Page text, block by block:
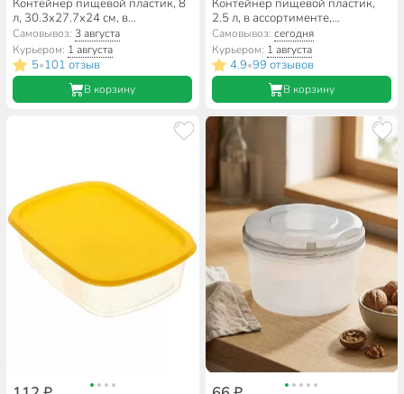
Контейнер пищевой пластик, 8
л, 30.3х27.7х24 см, в
ассортименте, круглый, с
ручками, Альтернатива, М098
Самовывоз: 3 августа
Курьером: 1 августа
5•101 отзыв
В корзину
Контейнер пищевой пластик,
2.5 л, в ассортименте,
квадратный, Полимербыт, Лайт,
4354400
Самовывоз: сегодня
Курьером: 1 августа
4.9•99 отзывов
В корзину